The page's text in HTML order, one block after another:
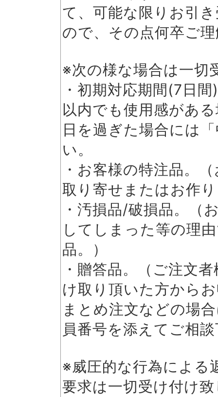
て、可能な限りお引
ので、その点何卒ご
※次の様な場合は一切
・初期対応期間(7日
以内でも使用感があ
日を過ぎた場合には
い。
・お客様の特注品。
取り寄せまたはお作
・汚損品/破損品。（
してしまった等の理
品。）
・贈答品。（ご注文
け取り頂いた方から
まとめ注文などの場
員番号を添えてご相
※威圧的な行為による
要求は一切受け付け